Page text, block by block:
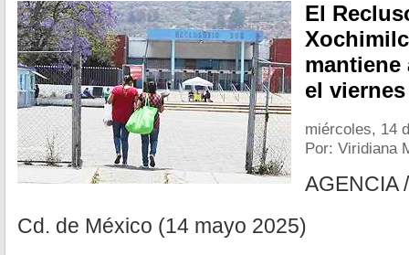
El
el
miércoles, 14
Por: Viridiana
AGENCIA
Cd. de México (14 mayo 2025)